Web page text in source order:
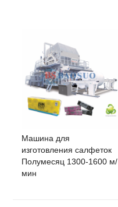
Машина для
изготовления салфеток
Полумесяц 1300-1600 м/
мин